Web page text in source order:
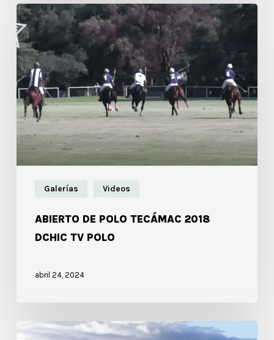
Galerías Videos
ABIERTO DE POLO TECÁMAC 2018
DCHIC TV POLO
abril 24, 2024